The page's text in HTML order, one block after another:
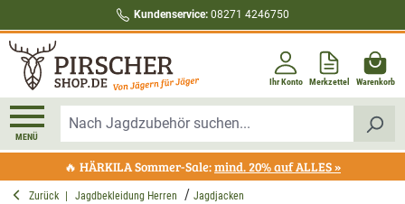
Kundenservice: 08271 4246750
Ihr Konto Merkzettel Warenkorb
MENÜ
🔥 HÄRKILA Sommer-Sale:mind. 20% auf ALLES »
Zurück Jagdbekleidung Herren Jagdjacken